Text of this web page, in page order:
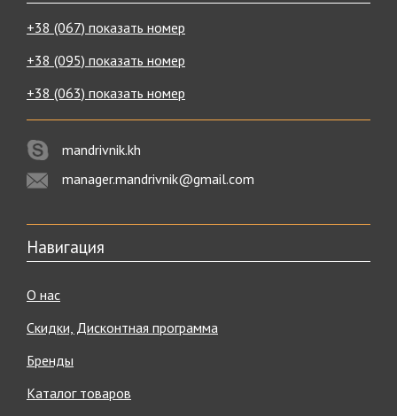
+38 (067) показать номер
+38 (095) показать номер
+38 (063) показать номер
mandrivnik.kh
manager.mandrivnik@gmail.com
Навигация
О нас
Скидки, Дисконтная программа
Бренды
Каталог товаров